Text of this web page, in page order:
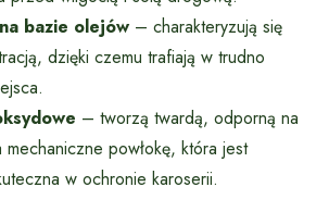
bazie olejów – charakteryzują się
dzięki czemu trafiają w trudno
– tworzą twardą, odporną na
powłokę, która jest
w ochronie karoserii.